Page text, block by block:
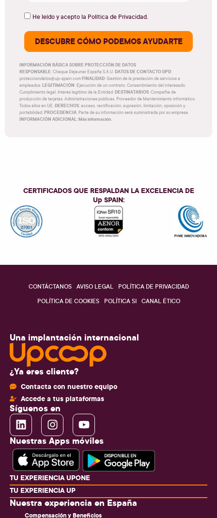
He leído y acepto la Política de Privacidad.
DESCUBRE CÓMO PODEMOS AYUDARTE
INFORMACIÓN BÁSICA SOBRE PROTECCIÓN DE DATOS
RESPONSABLE: Chèque Déjeuner España S.A.U. DATOS DE CONTACTO DPD:
protecciondatos@up-spain.comFINALIDAD: Gestión de la prestación de servicios a
empleados. LEGITIMACIÓN: Ejecución de un contrato. Consentimiento del interesado.
Cumplimiento legal. Interés legítimo de la Entidad. DESTINATARIOS: Compañía de
producción de tarjetas. Administraciones públicas. Proveedor de Mantenimiento informático.
Todos ellos en UE. DERECHOS: acceso, rectificación, supresión, limitación, oposición y
portabilidad. PROCEDENCIA: Parte de su información será suministrada por su empresa.
INFORMACIÓN ADICIONAL: Más información.
CERTIFICADOS QUE RESPALDAN LA EXCELENCIA DE
Up SPAIN:
CONTÁCTANOS AVISO LEGAL
POLÍTICA DE PRIVACIDAD
POLÍTICA DE COOKIES
POLÍTICA SI CANAL ÉTICO
Una implantación internacional
¿Ya eres cliente?
Contacta con nuestro equipo
Accede a tus plataformas
Síguenos en
Nuestras Apps móviles
TU EXPERIENCIA UPONE
TU EXPERIENCIA UP
Nuestra experiencia en España
Compensación y Beneficios